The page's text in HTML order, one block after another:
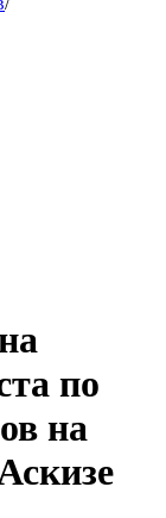
по
на